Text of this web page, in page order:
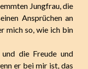
Jungfrau, die
Ansprüchen an
mich so, wie ich bin
die Freude und
er bei mir ist, das